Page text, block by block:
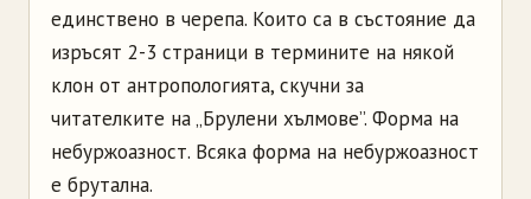
единствено в черепа. Които са в състояние да
изръсят 2-3 страници в термините на някой
клон от антропологията, скучни за
читателките на „Брулени хълмове”. Форма на
небуржоазност. Всяка форма на небуржоазност
е брутална.